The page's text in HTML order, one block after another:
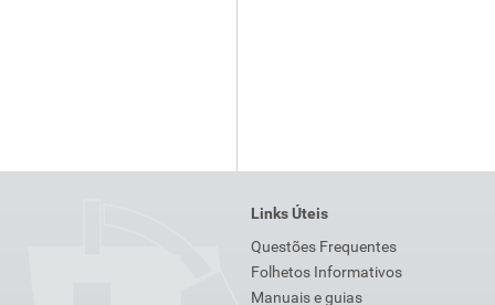
Links Úteis
Questões Frequentes
Folhetos Informativos
Manuais e guias